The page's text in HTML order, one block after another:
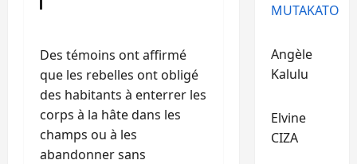
Des témoins ont affirmé
que les rebelles ont obligé
des habitants à enterrer les
corps à la hâte dans les
champs ou à les
abandonner sans
MUTAKATO
Angèle
Kalulu
Elvine
CIZA